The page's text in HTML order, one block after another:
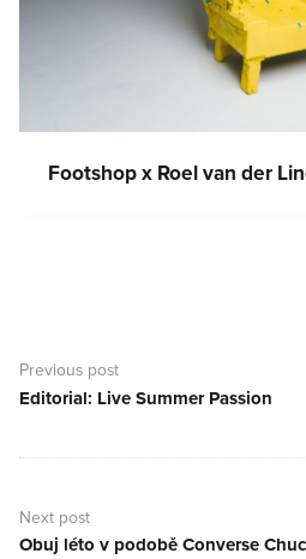
Footshop x Roel van der
pro
příspěvek
Previous post
Previous
Editorial: Live Summer Passion
Next post
Next
Obuj léto v podobě Converse